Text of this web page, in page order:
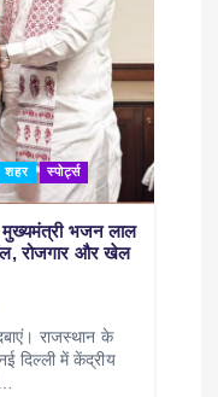
शहर स्पोर्ट्स
मुख्यमंत्री भजन लाल
रोजगार और खेल
राजस्थान के
दिल्ली में केंद्रीय